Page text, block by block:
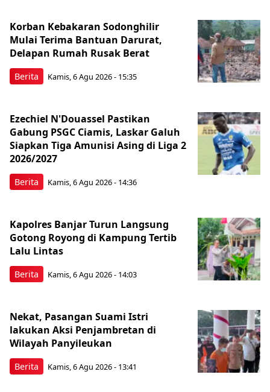
Berita
Korban Kebakaran Sodonghilir
Mulai Terima Bantuan Darurat,
Delapan Rumah Rusak Berat
Kamis, 6 Agu 2026 - 15:35
Berita
Ezechiel N'Douassel Pastikan
Gabung PSGC Ciamis, Laskar Galuh
Siapkan Tiga Amunisi Asing di Liga 2
2026/2027
Kamis, 6 Agu 2026 - 14:36
Berita
Kapolres Banjar Turun Langsung
Gotong Royong di Kampung Tertib
Lalu Lintas
Kamis, 6 Agu 2026 - 14:03
Berita
Nekat, Pasangan Suami Istri
lakukan Aksi Penjambretan di
Wilayah Panyileukan
Kamis, 6 Agu 2026 - 13:41